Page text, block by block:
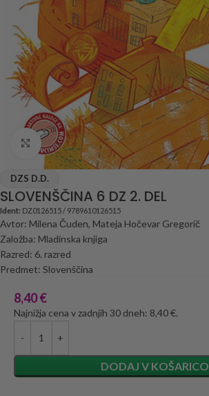
Click to enlarge
DZS D.D.
SLOVENŠČINA 6 DZ 2. DEL
Ident: DZ0126515 / 9789610126515
Avtor: Milena Čuden, Mateja Hočevar Gregorič
Založba: Mladinska knjiga
Razred: 6. razred
Predmet: Slovenščina
8,40€
Najnižja cena v zadnjih 30 dneh: 8,40 €.
DODAJ V KOŠARICO